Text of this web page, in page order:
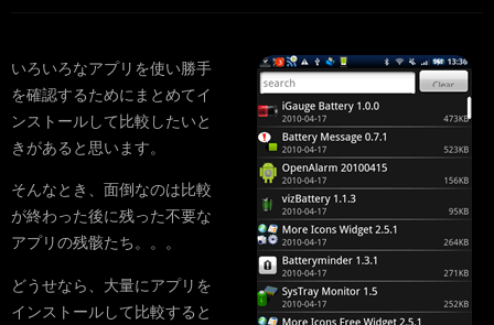
いろいろなアプリを使い勝手
を確認するためにまとめてイ
ンストールして比較したいと
きがあると思います。
そんなとき、面倒なのは比較
が終わった後に残った不要な
アプリの残骸たち。。。
どうせなら、大量にアプリを
インストールして比較すると